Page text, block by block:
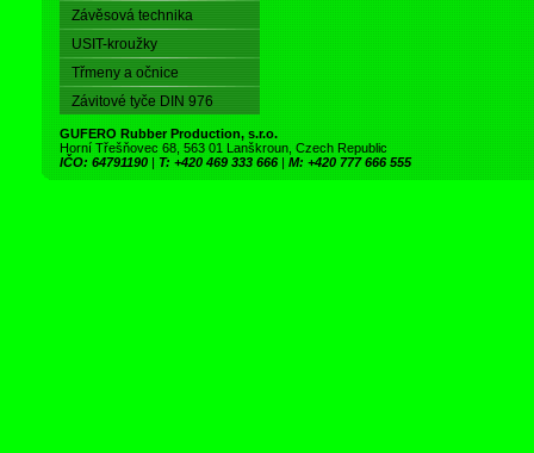
Závěsová technika
USIT-kroužky
Třmeny a očnice
Závitové tyče DIN 976
GUFERO Rubber Production, s.r.o.
Horní Třešňovec 68, 563 01 Lanškroun, Czech Republic
IČO: 64791190 | T: +420 469 333 666 | M: +420 777 666 555